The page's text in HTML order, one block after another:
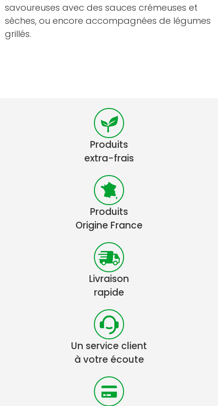
savoureuses avec des sauces crémeuses et
sèches, ou encore accompagnées de légumes
grillés.
Produits
extra-frais
Produits
Origine France
Livraison
rapide
Un service client
à votre écoute